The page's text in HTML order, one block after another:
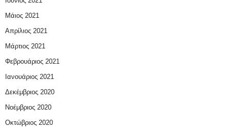
Μάιος 2021
Απρίλιος 2021
Μάρτιος 2021
Φεβρουάριος 2021
Ιανουάριος 2021
Δεκέμβριος 2020
Νοέμβριος 2020
Οκτώβριος 2020